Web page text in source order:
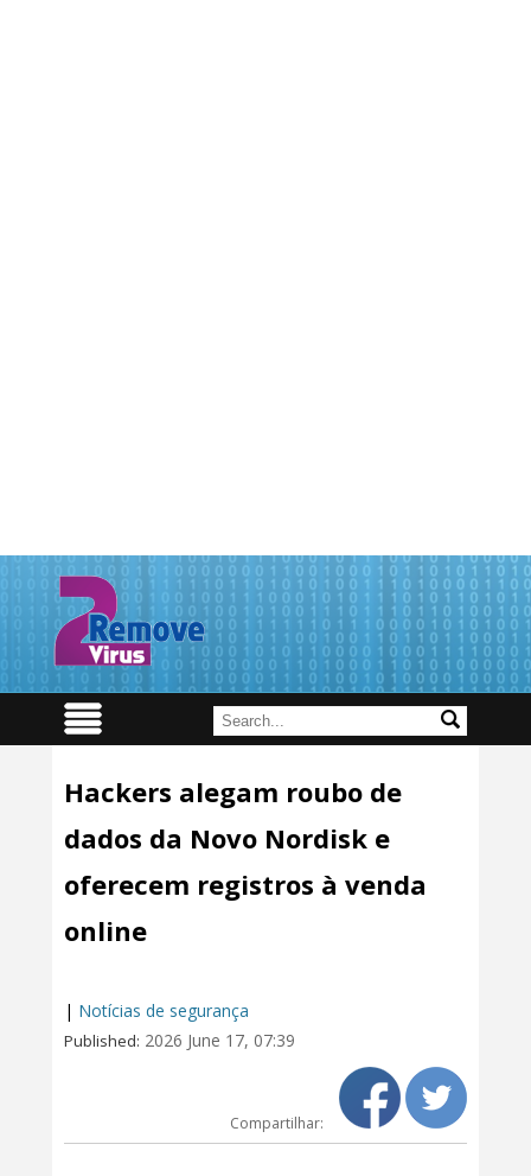
Hackers alegam roubo de
dados da Novo Nordisk e
oferecem registros à venda
online
| Notícias de segurança
Published: 2026 June 17, 07:39
Compartilhar: